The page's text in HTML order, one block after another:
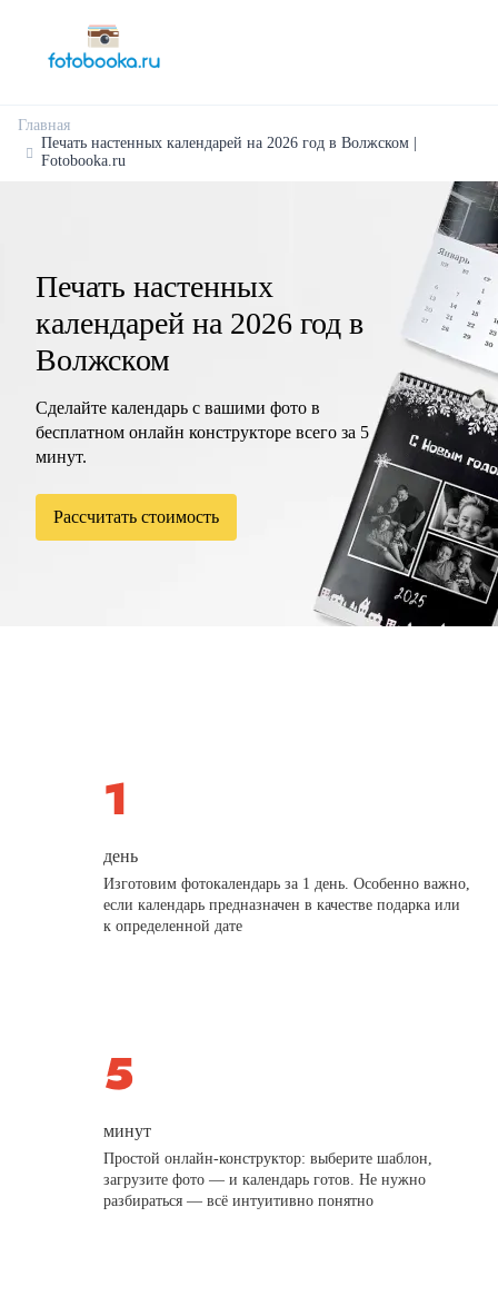
Главная
Печать настенных календарей на 2026 год в Волжском |
Fotobooka.ru
Печать настенных
календарей на 2026 год в
Волжском
Сделайте календарь с вашими фото в
бесплатном онлайн конструкторе всего за 5
минут.
Рассчитать стоимость
день
Изготовим фотокалендарь за 1 день. Особенно важно,
если календарь предназначен в качестве подарка или
к определенной дате
минут
Простой онлайн-конструктор: выберите шаблон,
загрузите фото — и календарь готов. Не нужно
разбираться — всё интуитивно понятно